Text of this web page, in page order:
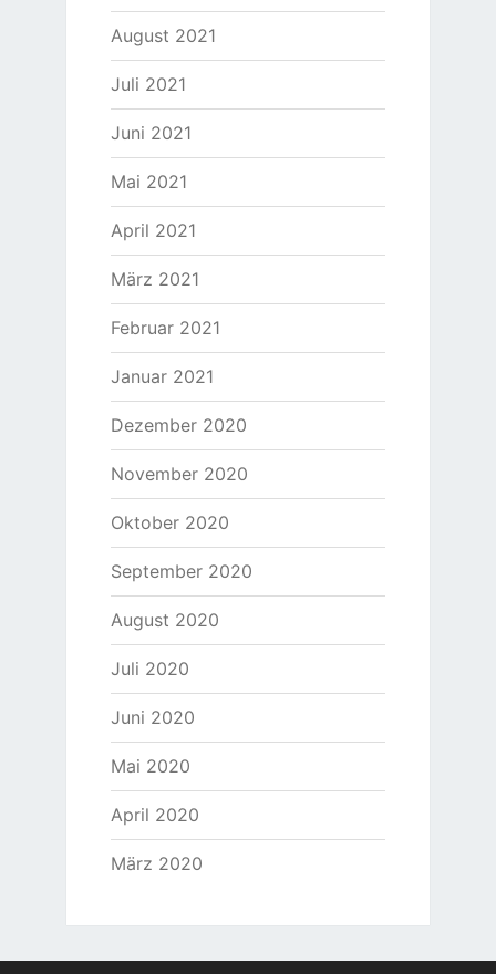
August 2021
Juli 2021
Juni 2021
Mai 2021
April 2021
März 2021
Februar 2021
Januar 2021
Dezember 2020
November 2020
Oktober 2020
September 2020
August 2020
Juli 2020
Juni 2020
Mai 2020
April 2020
März 2020